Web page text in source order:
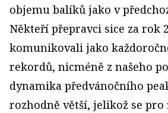
objemu balíků jako v
Někteří přepravci sice za rok
komunikovali jako
rekordů, nicméně z našeho
dynamika předvánočního
rozhodně větší, jelikož se pro